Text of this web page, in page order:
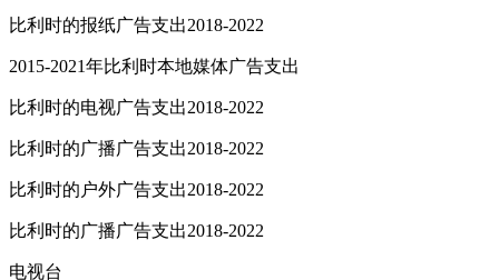
比利时的报纸广告支出2018-2022
2015-2021年比利时本地媒体广告支出
比利时的电视广告支出2018-2022
比利时的广播广告支出2018-2022
比利时的户外广告支出2018-2022
比利时的广播广告支出2018-2022
电视台